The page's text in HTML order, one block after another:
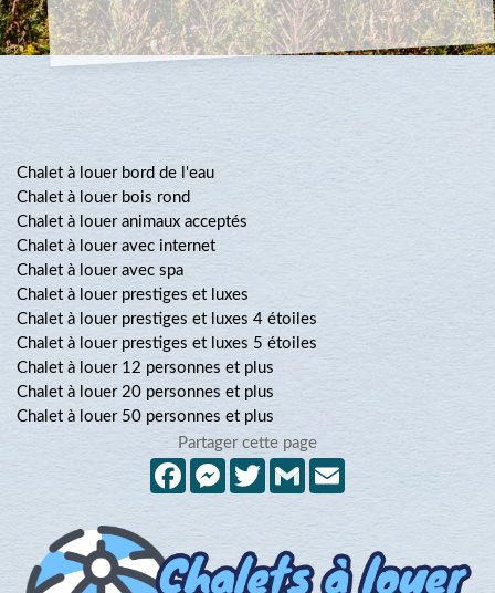
Chalet à louer bord de l'eau
Chalet à louer bois rond
Chalet à louer animaux acceptés
Chalet à louer avec internet
Chalet à louer avec spa
Chalet à louer prestiges et luxes
Chalet à louer prestiges et luxes 4 étoiles
Chalet à louer prestiges et luxes 5 étoiles
Chalet à louer 12 personnes et plus
Chalet à louer 20 personnes et plus
Chalet à louer 50 personnes et plus
Partager cette page
FacebookMessenger
TwitterGmail